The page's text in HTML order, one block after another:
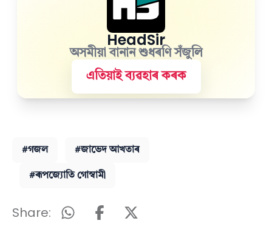
HeadSir
অসমীয়া বানান শুধৰণি সঁজুলি
এতিয়াই ব্যৱহাৰ কৰক
#গজল #জাভেদ আখতাৰ
#ৰূপজ্যোতি গোস্বামী
Share: